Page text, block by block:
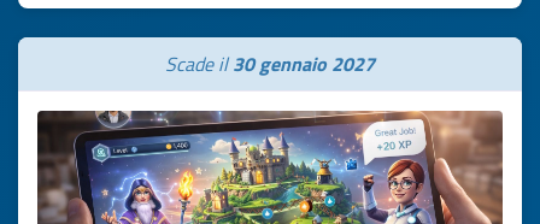
Scade il30 gennaio 2027